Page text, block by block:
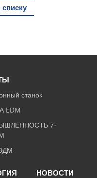
станок
EDM
7-
НОВОСТИ